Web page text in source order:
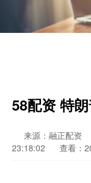
58配资 特
来源：融正配资
23:18:02
查看：